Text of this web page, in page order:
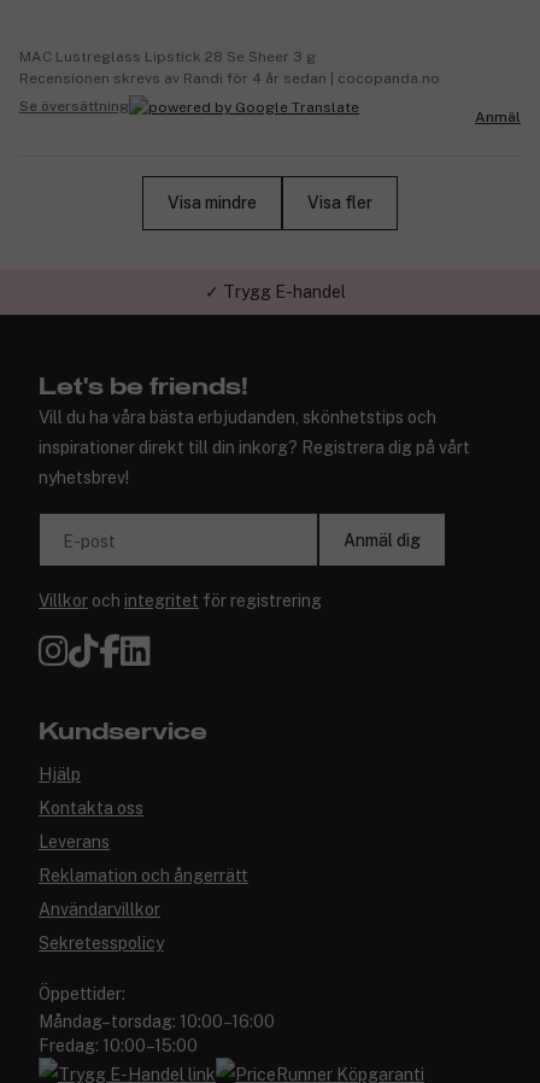
MAC Lustreglass Lipstick 28 Se Sheer 3 g
Recensionen skrevs av Randi för 4 år sedan | cocopanda.no
Se översättning
Anmäl
Visa mindre Visa fler
✓ Trygg E-handel
Let's be friends!
Vill du ha våra bästa erbjudanden, skönhetstips och
inspirationer direkt till din inkorg? Registrera dig på vårt
nyhetsbrev!
E-post Anmäl dig
Villkor och integritet för registrering
Kundservice
Hjälp
Kontakta oss
Leverans
Reklamation och ångerrätt
Användarvillkor
Sekretesspolicy
Öppettider:
Måndag–torsdag: 10:00–16:00
Fredag: 10:00–15:00